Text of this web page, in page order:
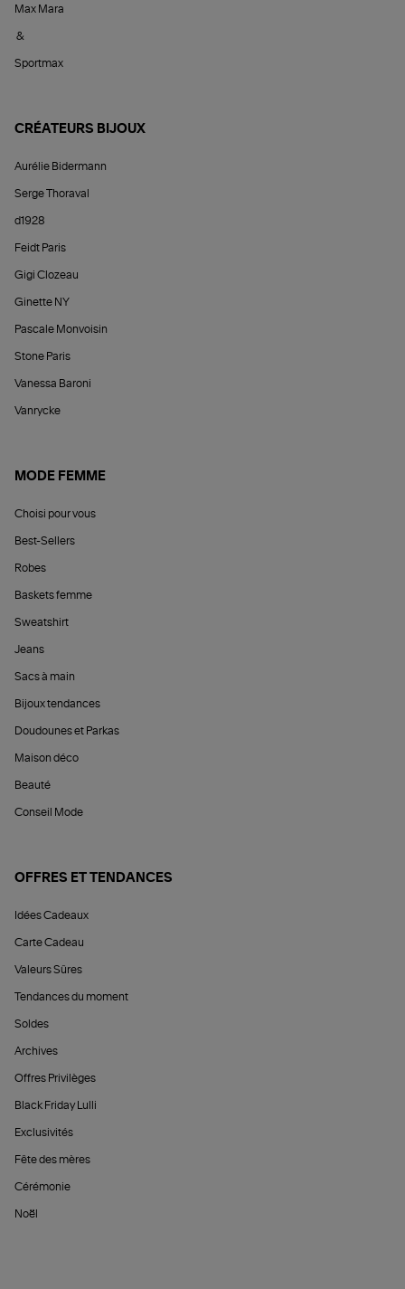
Max Mara
&
Sportmax
CRÉATEURS BIJOUX
Aurélie Bidermann
Serge Thoraval
d1928
Feidt Paris
Gigi Clozeau
Ginette NY
Pascale Monvoisin
Stone Paris
Vanessa Baroni
Vanrycke
MODE FEMME
Choisi pour vous
Best-Sellers
Robes
Baskets femme
Sweatshirt
Jeans
Sacs à main
Bijoux tendances
Doudounes et Parkas
Maison déco
Beauté
Conseil Mode
OFFRES ET TENDANCES
Idées Cadeaux
Carte Cadeau
Valeurs Sûres
Tendances du moment
Soldes
Archives
Offres Privilèges
Black Friday Lulli
Exclusivités
Fête des mères
Cérémonie
Noël